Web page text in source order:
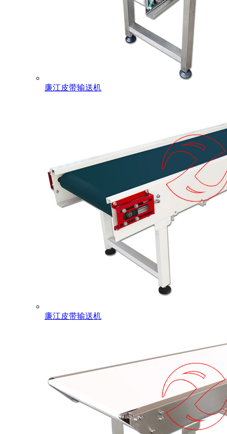
廉江皮带输送机
廉江皮带输送机